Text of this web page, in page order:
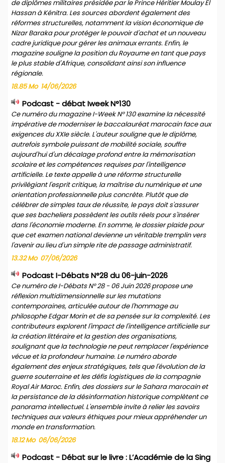
de diplômes militaires présidée par le Prince Héritier Moulay El
Hassan à Kénitra. Les sources abordent également des
réformes structurelles, notamment la vision économique de
Nizar Baraka pour protéger le pouvoir d'achat et un nouveau
cadre juridique pour gérer les animaux errants. Enfin, le
magazine souligne la position du Royaume en tant que pays
le plus stable d'Afrique, consolidant ainsi son influence
régionale.
18.85 Mo 14/06/2026
Podcast - débat Iweek N°130
Ce numéro du magazine I-Week N° 130 examine la nécessité
impérative de moderniser le baccalauréat marocain face aux
exigences du XXIe siècle. L'auteur souligne que le diplôme,
autrefois symbole puissant de mobilité sociale, souffre
aujourd'hui d'un décalage profond entre la mémorisation
scolaire et les compétences requises par l'intelligence
artificielle. Le texte appelle à une réforme structurelle
privilégiant l'esprit critique, la maîtrise du numérique et une
orientation professionnelle plus concrète. Plutôt que de
célébrer de simples taux de réussite, le pays doit s'assurer
que ses bacheliers possèdent les outils réels pour s'insérer
dans l'économie moderne. En somme, le dossier plaide pour
que cet examen national devienne un véritable tremplin vers
l'avenir au lieu d'un simple rite de passage administratif.
13.32 Mo 07/06/2026
Podcast I-Débats N°28 du 06-juin-2026
Ce numéro de I-Débats N° 28 - 06 Juin 2026 propose une
réflexion multidimensionnelle sur les mutations
contemporaines, articulée autour de l'hommage au
philosophe Edgar Morin et de sa pensée sur la complexité. Les
contributeurs explorent l'impact de l'intelligence artificielle sur
la création littéraire et la gestion des organisations,
soulignant que la technologie ne peut remplacer l'expérience
vécue et la profondeur humaine. Le numéro aborde
également des enjeux stratégiques, tels que l'évolution de la
guerre souterraine et les défis logistiques de la compagnie
Royal Air Maroc. Enfin, des dossiers sur le Sahara marocain et
la persistance de la désinformation historique complètent ce
panorama intellectuel. L'ensemble invite à relier les savoirs
techniques aux valeurs éthiques pour mieux appréhender un
monde en transformation.
18.12 Mo 06/06/2026
Podcast - Débat sur le livre : L’Académie de la Sing